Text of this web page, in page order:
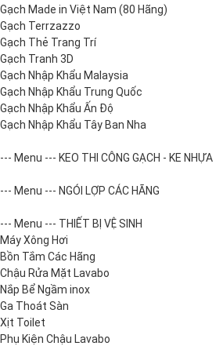
Gạch Made in Việt Nam (80 Hãng)
Gạch Terrzazzo
Gạch Thẻ Trang Trí
Gạch Tranh 3D
Gạch Nhập Khẩu Malaysia
Gạch Nhập Khẩu Trung Quốc
Gạch Nhập Khẩu Ấn Độ
Gạch Nhập Khẩu Tây Ban Nha
--- Menu --- KEO THI CÔNG GẠCH - KE NHỰA
--- Menu --- NGÓI LỢP CÁC HÃNG
--- Menu --- THIẾT BỊ VỆ SINH
Máy Xông Hơi
Bồn Tắm Các Hãng
Chậu Rửa Mặt Lavabo
Nắp Bể Ngầm inox
Ga Thoát Sàn
Xịt Toilet
Phụ Kiện Chậu Lavabo